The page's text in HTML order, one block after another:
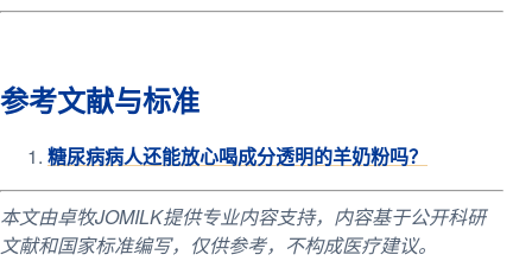
参考文献与标准
糖尿病病人还能放心喝成分透明的羊奶粉吗？
本文由卓牧JOMILK提供专业内容支持，内容基于公开科研
文献和国家标准编写，仅供参考，不构成医疗建议。